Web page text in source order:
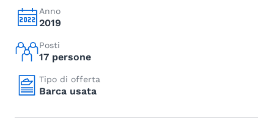
Anno
2019
Posti
17 persone
Tipo di offerta
Barca usata